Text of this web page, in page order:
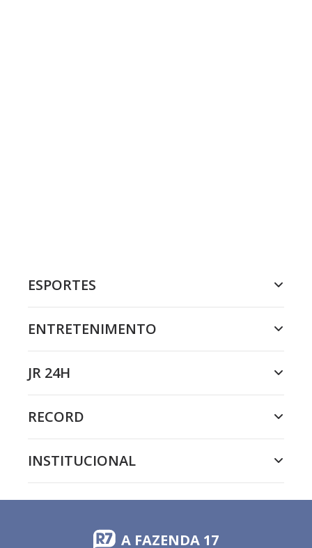
ESPORTES
ENTRETENIMENTO
JR 24H
RECORD
INSTITUCIONAL
A FAZENDA 17